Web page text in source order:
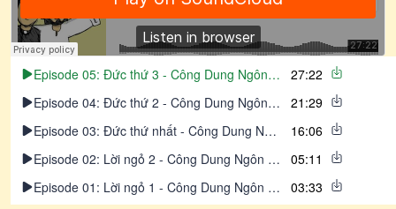
Episode 05: Đức thứ 3 - Công Dung Ngôn Hạnh của Người Linh Mục Chúa Ki-Tô
27:22
Episode 04: Đức thứ 2 - Công Dung Ngôn Hạnh của Người Linh Mục Chúa Ki-Tô
21:29
Episode 03: Đức thứ nhất - Công Dung Ngôn Hạnh của Người Linh Mục Chúa Ki-Tô
16:06
Episode 02: Lời ngỏ 2 - Công Dung Ngôn Hạnh của Người Linh Mục Chúa Ki-Tô
05:11
Episode 01: Lời ngỏ 1 - Công Dung Ngôn Hạnh của Người Linh Mục Chúa Ki-Tô
03:33